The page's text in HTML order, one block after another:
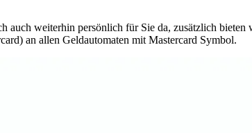
weiterhin persönlich für Sie da, zusätzlich
an allen Geldautomaten mit Mastercard Symbol.